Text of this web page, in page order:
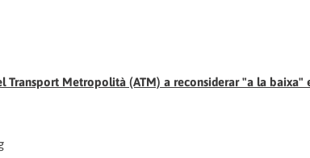
Transport Metropolità (ATM) a reconsiderar "a la baixa"